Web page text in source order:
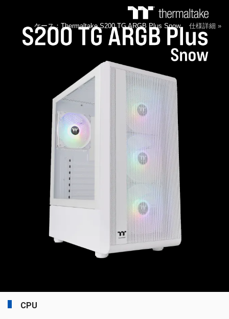
ケース：Thermaltake S200 TG ARGB Plus Snow 仕様詳細 »
CPU